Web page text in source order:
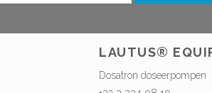
LAUTUS®
Dosatron doseerpompen